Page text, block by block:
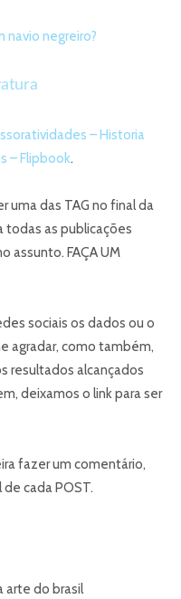
navio negreiro?
– Historia
– Flipbook.
uma das TAG no final da
todas as publicações
assunto. FAÇA UM
sociais os dados ou o
agradar, como também,
resultados alcançados
deixamos o link para ser
fazer um comentário,
cada POST.
arte do brasil